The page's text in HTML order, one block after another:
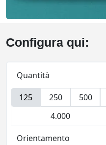
Configura qui:
Quantità
125 250 500
4.000
L’ordine è
sulla
Orientamento